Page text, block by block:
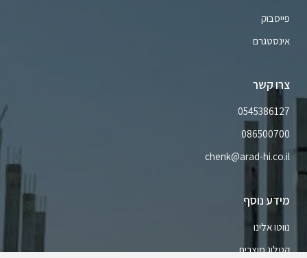
פייסבוק
אינסטגרם
צרו קשר
0545386127
086500700
chenk@arad-hi.co.il
מידע נוסף
נווטו אלינו
קטלוג מוצרים